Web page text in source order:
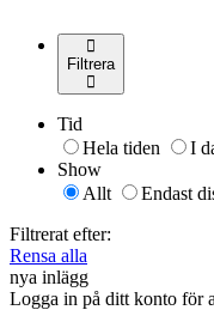
Filtrera
Tid
Hela tiden
I
Show
Allt
Endast
Filtrerat efter:
Rensa alla
nya inlägg
Logga in på ditt konto för